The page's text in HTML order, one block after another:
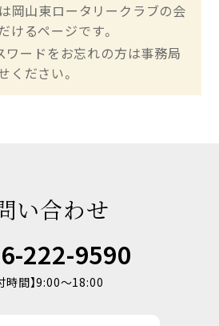
岡山東ロータリークラブの会
けるページです。
ワードをお忘れの方は事務局
ください。
い合わせ
222-9590
時間】9:00〜18:00